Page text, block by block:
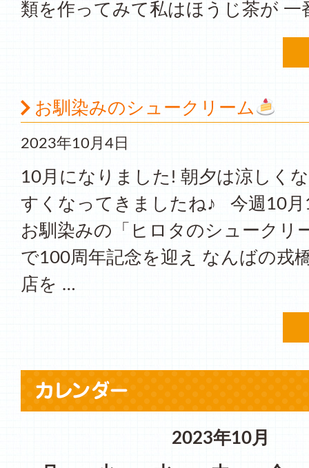
類を作ってみて私はほうじ茶が 一
お馴染みのシュークリーム
2023年10月4日
10月になりました! 朝夕は涼しく
すくなってきましたね♪ 今週10月
お馴染みの「ヒロタのシュークリ
で100周年記念を迎え なんばの戎
店を …
2023年10月